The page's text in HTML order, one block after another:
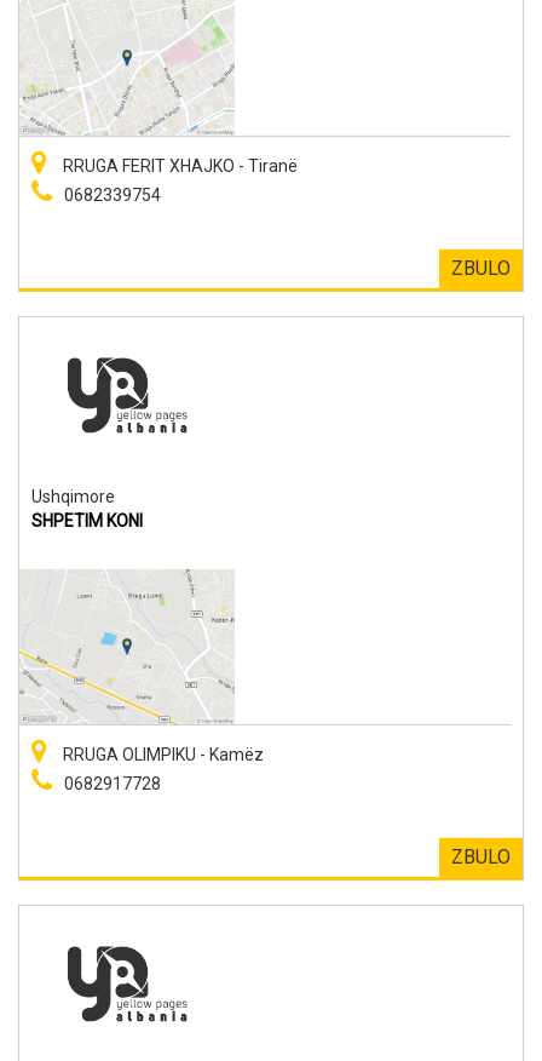
RRUGA FERIT XHAJKO - Tiranë
0682339754
ZBULO
Ushqimore
SHPETIM KONI
RRUGA OLIMPIKU - Kamëz
0682917728
ZBULO